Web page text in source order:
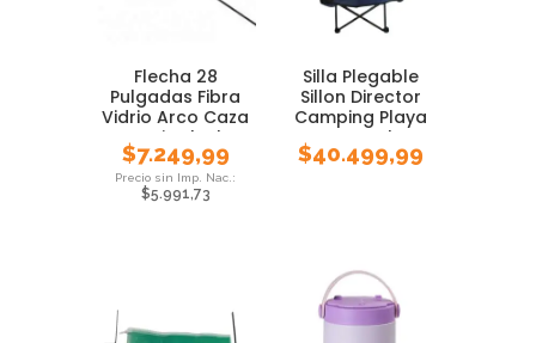
Flecha 28
Pulgadas Fibra
Vidrio Arco Caza
Arqueria Flechas
$7.249,99
$5.991,73
Silla Plegable
Sillon Director
Camping Playa
Pesca Bolso
$40.499,99